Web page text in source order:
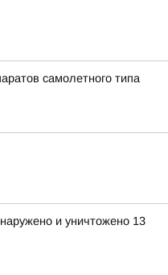
самолетного типа
и уничтожено 13